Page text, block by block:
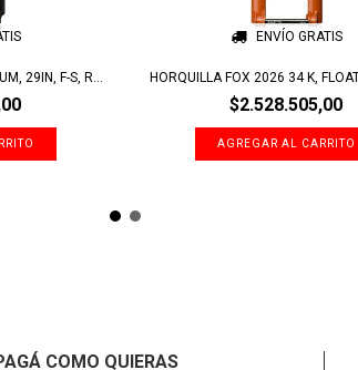
29IN, F-S, R...
ENVÍO GRATIS
HORQUILLA FOX 2026 34 K,
$2.528.505,00
COMO QUIERAS